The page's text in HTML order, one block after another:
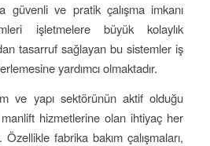
güvenli ve pratik çalışma imkanı
işletmelere büyük kolaylık
tasarruf sağlayan bu sistemler iş
yardımcı olmaktadır.
ve yapı sektörünün aktif olduğu
hizmetlerine olan ihtiyaç her
fabrika bakım çalışmaları,